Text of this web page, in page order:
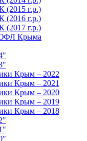
г.р.)
г.р.)
г.р.)
Крыма
Крым – 2022
Крым – 2021
Крым – 2020
Крым – 2019
Крым – 2018